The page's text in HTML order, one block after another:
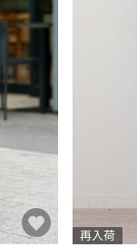
再入荷